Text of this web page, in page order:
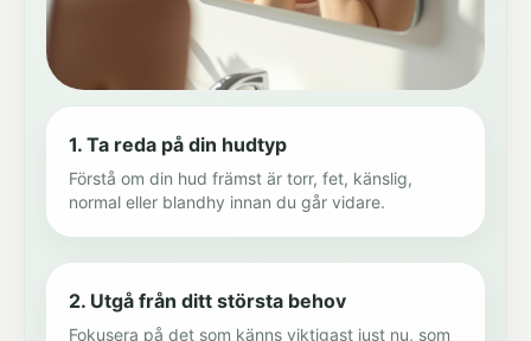
1. Ta reda på din hudtyp
Förstå om din hud främst är torr, fet, känslig,
normal eller blandhy innan du går vidare.
2. Utgå från ditt största behov
Fokusera på det som känns viktigast just nu, som